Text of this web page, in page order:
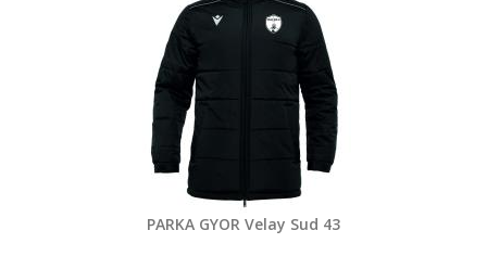
PARKA GYOR Velay Sud 43